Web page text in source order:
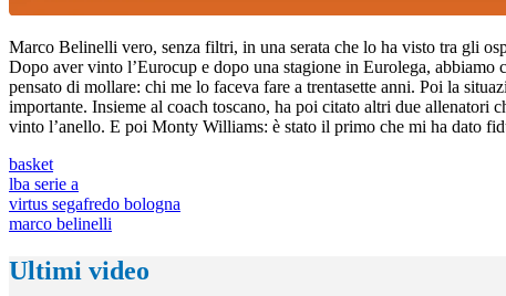
Marco Belinelli vero, senza filtri, in una serata che lo ha visto tra gli
Dopo aver vinto l’Eurocup e dopo una stagione in Eurolega,
pensato di mollare: chi me lo faceva fare a trentasette anni. Poi la
importante. Insieme al coach toscano, ha poi citato altri due
vinto l’anello. E poi Monty Williams: è stato il primo che mi ha dato
basket
lba serie a
virtus segafredo bologna
marco belinelli
Ultimi video